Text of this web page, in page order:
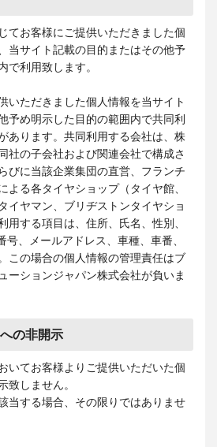
てお客様にご提供いただきました個
当サイト記載の目的またはその他予
で利用致します。
いただきました個人情報を当サイト
予め明示した目的の範囲内で共同利
あります。共同利用する会社は、株
社の子会社および関連会社で構成さ
びに当該企業集団の直営、フランチ
よる各タイヤショップ（タイヤ館、
イヤマン、ブリヂストンタイヤショ
用する項目は、住所、氏名、性別、
号、メールアドレス、車種、車番、
この場合の個人情報の管理責任はブ
ーションジャパン株式会社が負いま
の非開示
いてお客様よりご提供いただいた個
致しません。
当する場合、その限りではありませ